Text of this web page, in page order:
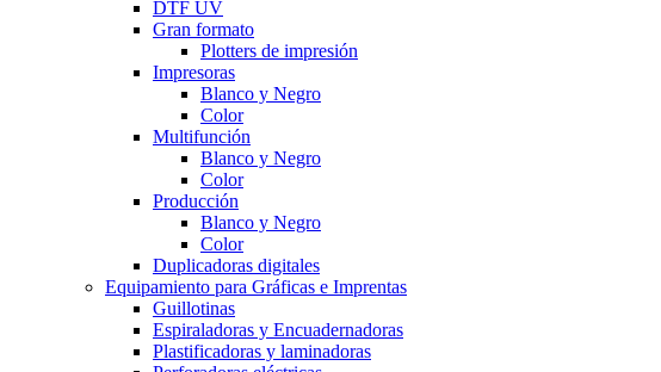
DTF UV
Gran formato
Plotters de impresión
Impresoras
Blanco y Negro
Color
Multifunción
Blanco y Negro
Color
Producción
Blanco y Negro
Color
Duplicadoras digitales
Equipamiento para Gráficas e Imprentas
Guillotinas
Espiraladoras y Encuadernadoras
Plastificadoras y laminadoras